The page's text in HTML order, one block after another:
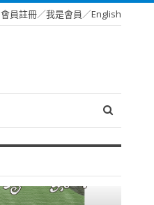
會員註冊／我是會員／English